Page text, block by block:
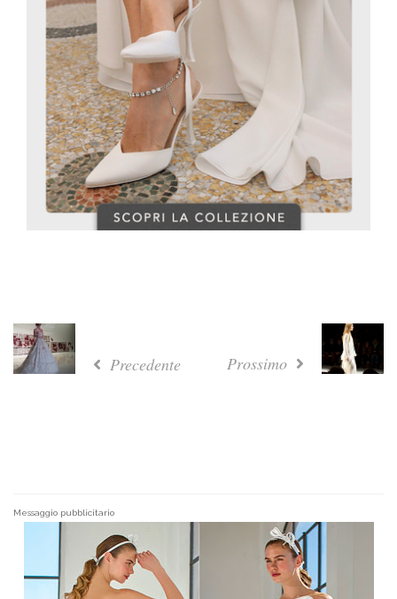
Precedente Prossimo
Messaggio pubblicitario